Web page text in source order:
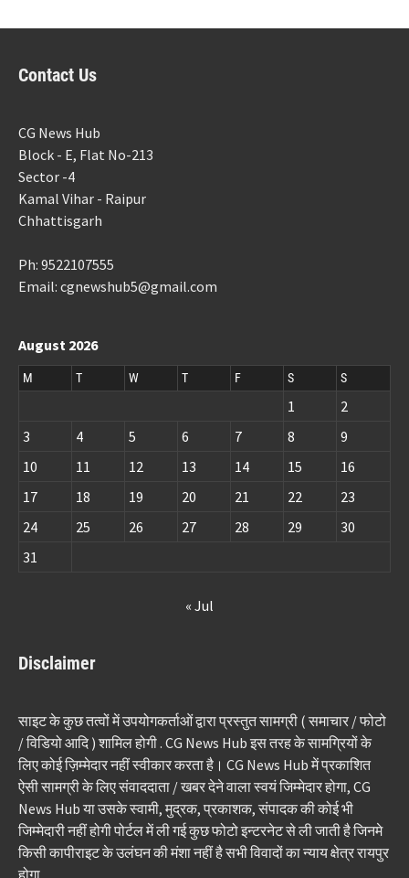
Contact Us
CG News Hub
Block - E, Flat No-213
Sector -4
Kamal Vihar - Raipur
Chhattisgarh
Ph: 9522107555
Email: cgnewshub5@gmail.com
August 2026
M T W T F S S
1
2
3
4 5 6 7 8
9
10
11 12 13 14 15
16
17
18 19 20 21 22
23
24
25 26 27 28 29
30
31
« Jul
Disclaimer
साइट के कुछ तत्वों में उपयोगकर्ताओं द्वारा प्रस्तुत सामग्री ( समाचार / फोटो
/ विडियो आदि ) शामिल होगी . CG News Hub इस तरह के सामग्रियों के
लिए कोई ज़िम्मेदार नहीं स्वीकार करता है। CG News Hub में प्रकाशित
ऐसी सामग्री के लिए संवाददाता / खबर देने वाला स्वयं जिम्मेदार होगा, CG
News Hub या उसके स्वामी, मुद्रक, प्रकाशक, संपादक की कोई भी
जिम्मेदारी नहीं होगी पोर्टल में ली गई कुछ फोटो इन्टरनेट से ली जाती है जिनमे
किसी कापीराइट के उलंघन की मंशा नहीं है सभी विवादों का न्याय क्षेत्र रायपुर
होगा.